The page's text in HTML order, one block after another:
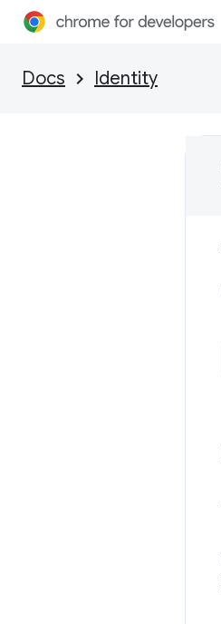
Docs Identity